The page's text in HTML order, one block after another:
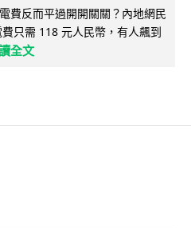
費反而平過開開關關？內地網民
只需 118 元人民幣，有人飆到
全文